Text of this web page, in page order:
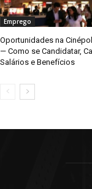
Emprego
Oportunidades na
— Como se Candidatar,
Salários e Benefícios